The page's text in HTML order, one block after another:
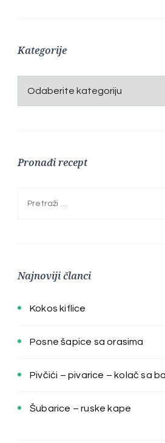
Kategorije
Kategorije
Pronađi recept
Pretraga:
Najnoviji članci
Kokos kiflice
Posne šapice sa orasima
Pivčići – pivarice – kolač sa
Šubarice – ruske kape